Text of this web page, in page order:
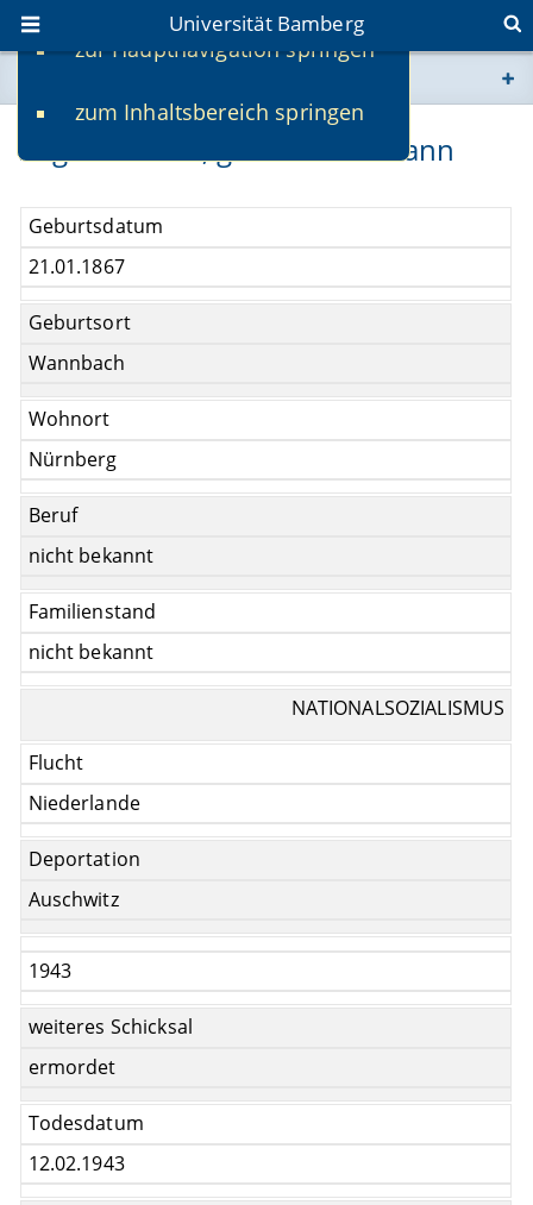
zur Hauptnavigation springen
zum Inhaltsbereich springen
Universität Bamberg
www.uni-bamberg.de
fis.uni-bamberg.de
Eugenie Wolff, geb. Wassermann
Geburtsdatum
21.01.1867
Geburtsort
Wannbach
Wohnort
Nürnberg
Beruf
nicht bekannt
Familienstand
nicht bekannt
NATIONALSOZIALISMUS
Flucht
Niederlande
Deportation
Auschwitz
1943
weiteres Schicksal
ermordet
Todesdatum
12.02.1943